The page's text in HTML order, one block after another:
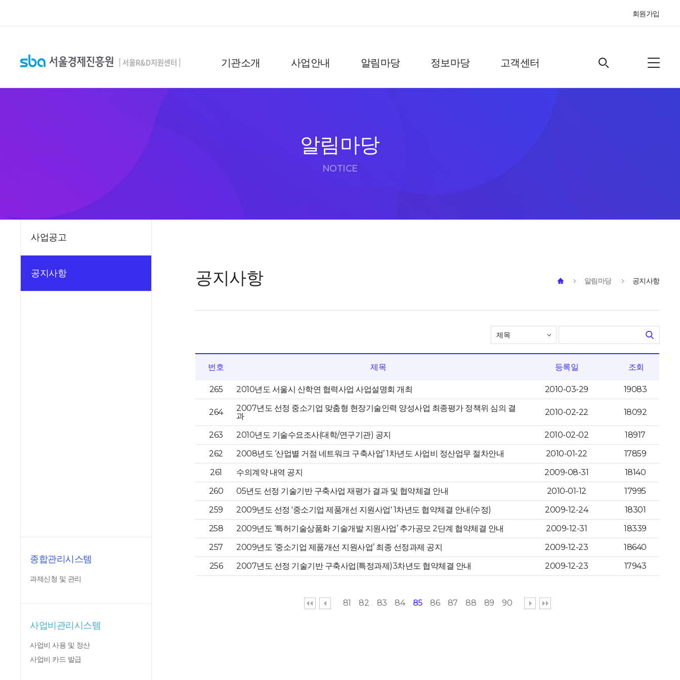
회원가입
기관소개 사업안내 알림마당 정보마당 고객센터
알림마당
NOTICE
사업공고
공지사항
종합관리시스템
과제신청 및 관리
사업비관리시스템
사업비 사용 및 정산
사업비 카드 발급
공지사항 알림마당 공지사항
번호 제목 등록일 조회
265 2010년도 서울시 산학연 협력사업 사업설명회 개최 2010-03-29 19083
264
2007년도 선정 중소기업 맞춤형 현장기술인력 양성사업 최종평가 정책위 심의 결
과
2010-02-22 18092
263 2010년도 기술수요조사(대학/연구기관) 공지 2010-02-02
18917
262
2008년도 ‘산업별 거점 네트워크 구축사업’ 1차년도 사업비 정산업무 절차안내 2010-01-22
17859
261
수의계약 내역 공지 2009-08-31
18140
260
05년도 선정 기술기반 구축사업 재평가 결과 및 협약체결 안내 2010-01-12
17995
259
2009년도 선정 '중소기업 제품개선 지원사업' 1차년도 협약체결 안내(수정) 2009-12-24
18301
258
2009년도 ‘특허기술상품화 기술개발 지원사업’ 추가공모 2단계 협약체결 안내 2009-12-31
18339
257
2009년도 ‘중소기업 제품개선 지원사업’ 최종 선정과제 공지 2009-12-23
18640
256
2007년도 선정 기술기반 구축사업(특정과제)3차년도 협약체결 안내 2009-12-23 17943
81 82 83 84 85 86 87 88 89 90